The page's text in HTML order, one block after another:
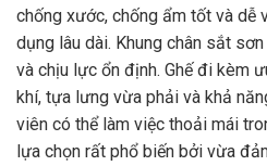
chống xước, chống ẩm tốt và dễ
dụng lâu dài. Khung chân sắt
và chịu lực ổn định. Ghế đi kèm
khí, tựa lưng vừa phải và khả
viên có thể làm việc thoải mái
lựa chọn rất phổ biến bởi vừa